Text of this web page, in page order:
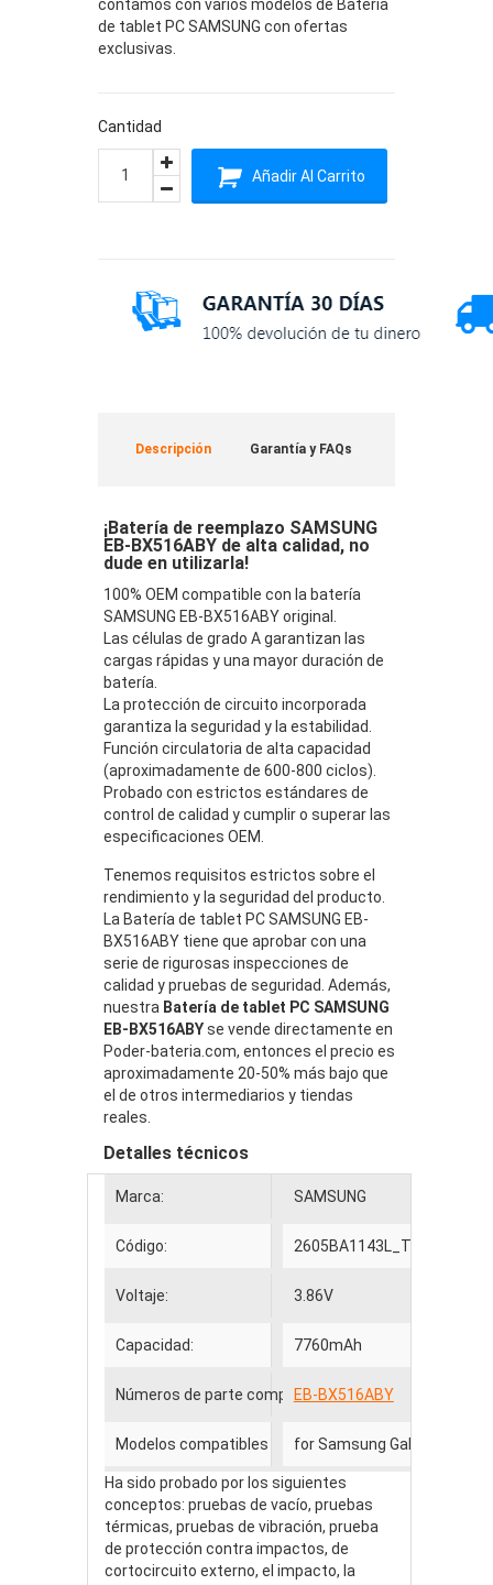
contamos con varios modelos de Batería
de tablet PC SAMSUNG con ofertas
exclusivas.
Cantidad
Añadir Al Carrito
Descripción Garantía y FAQs
¡Batería de reemplazo SAMSUNG
EB-BX516ABY de alta calidad, no
dude en utilizarla!
100% OEM compatible con la batería
SAMSUNG EB-BX516ABY original.
Las células de grado A garantizan las
cargas rápidas y una mayor duración de
batería.
La protección de circuito incorporada
garantiza la seguridad y la estabilidad.
Función circulatoria de alta capacidad
(aproximadamente de 600-800 ciclos).
Probado con estrictos estándares de
control de calidad y cumplir o superar las
especificaciones OEM.
Tenemos requisitos estrictos sobre el
rendimiento y la seguridad del producto.
La Batería de tablet PC SAMSUNG EB-
BX516ABY tiene que aprobar con una
serie de rigurosas inspecciones de
calidad y pruebas de seguridad. Además,
nuestra Batería de tablet PC SAMSUNG
EB-BX516ABYse vende directamente en
Poder-bateria.com, entonces el precio es
aproximadamente 20-50% más bajo que
el de otros intermediarios y tiendas
reales.
Detalles técnicos
Marca: SAMSUNG
Código: 2605BA1143L_Ta
Voltaje: 3.86V
Capacidad: 7760mAh
Números de parte compatiblesEB-BX516ABY
Modelos compatibles for Samsung Galaxy Tab
Ha sido probado por los siguientes
conceptos: pruebas de vacío, pruebas
térmicas, pruebas de vibración, prueba
de protección contra impactos, de
cortocircuito externo, el impacto, la